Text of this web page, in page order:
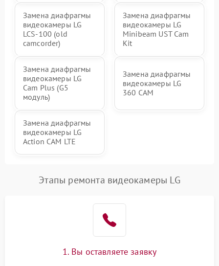
Замена диафрагмы
видеокамеры LG
LCS-100 (old
camcorder)
Замена диафрагмы
видеокамеры LG
Minibeam UST Cam
Kit
Замена диафрагмы
видеокамеры LG
Cam Plus (G5
модуль)
Замена диафрагмы
видеокамеры LG
360 CAM
Замена диафрагмы
видеокамеры LG
Action CAM LTE
Этапы ремонта видеокамеры LG
1. Вы оставляете заявку